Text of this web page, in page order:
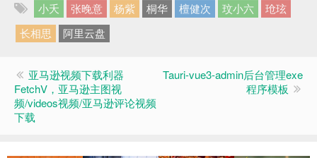
小夭 张晚意 杨紫 桐华 檀健次 玟小六
玱玹
长相思
阿里云盘
亚马逊视频下载利器
FetchV，亚马逊主图视
频/videos视频/亚马逊评论视频
下载
Tauri-vue3-admin后台管理exe
程序模板